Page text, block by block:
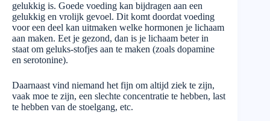
gelukkig is. Goede voeding kan bijdragen aan een
gelukkig en vrolijk gevoel. Dit komt doordat voeding
voor een deel kan uitmaken welke hormonen je lichaam
aan maken. Eet je gezond, dan is je lichaam beter in
staat om geluks-stofjes aan te maken (zoals dopamine
en serotonine).
Daarnaast vind niemand het fijn om altijd ziek te zijn,
vaak moe te zijn, een slechte concentratie te hebben, last
te hebben van de stoelgang, etc.